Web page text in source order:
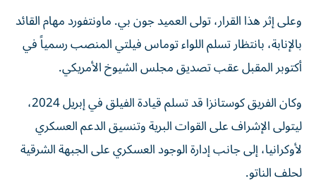
وعلى إثر هذا القرار، تولى العميد جون بي. ماونتفورد مهام القائد
بالإنابة، بانتظار تسلم اللواء توماس فيلتي المنصب رسمياً في
أكتوبر المقبل عقب تصديق مجلس الشيوخ الأمريكي.
وكان الفريق كوستانزا قد تسلم قيادة الفيلق في إبريل 2024،
ليتولى الإشراف على القوات البرية وتنسيق الدعم العسكري
لأوكرانيا، إلى جانب إدارة الوجود العسكري على الجبهة الشرقية
لحلف الناتو.